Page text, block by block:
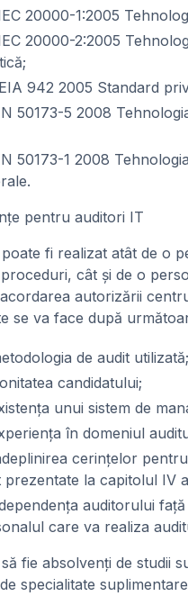
20000-1:2005
20000-2:2005
942 2005 Standard
50173-5 2008
50173-1 2008
pentru auditori IT
fi realizat atât de o
cât şi de o
autorizării
se va face după
de audit utilizată;
candidatului;
unui sistem de
în domeniul
cerinţelor
prezentate la capitolul IV
auditorului
care va realiza
absolvenţi de studii
specialitate